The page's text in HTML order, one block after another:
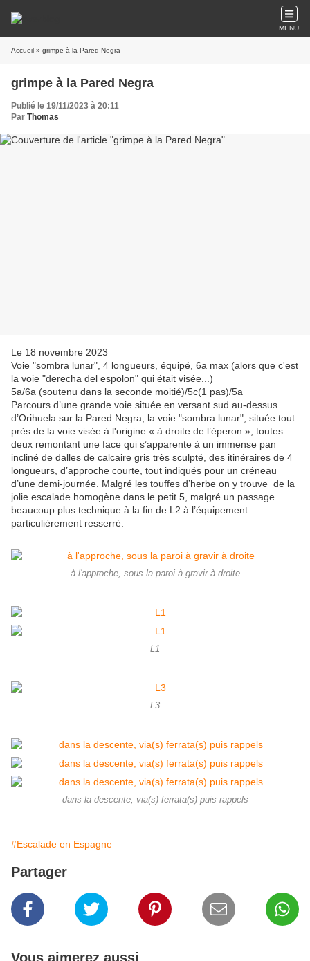
MENU
Accueil » grimpe à la Pared Negra
grimpe à la Pared Negra
Publié le 19/11/2023 à 20:11
Par Thomas
Le 18 novembre 2023
Voie "sombra lunar", 4 longueurs, équipé, 6a max (alors que c'est
la voie "derecha del espolon" qui était visée...)
5a/6a (soutenu dans la seconde moitié)/5c(1 pas)/5a
Parcours d’une grande voie située en versant sud au-dessus
d’Orihuela sur la Pared Negra, la voie "sombra lunar", située tout
près de la voie visée à l'origine « à droite de l’éperon », toutes
deux remontant une face qui s’apparente à un immense pan
incliné de dalles de calcaire gris très sculpté, des itinéraires de 4
longueurs, d’approche courte, tout indiqués pour un créneau
d’une demi-journée. Malgré les touffes d’herbe on y trouve de la
jolie escalade homogène dans le petit 5, malgré un passage
beaucoup plus technique à la fin de L2 à l’équipement
particulièrement resserré.
à l'approche, sous la paroi à gravir à droite
L1
L3
dans la descente, via(s) ferrata(s) puis rappels
#Escalade en Espagne
Partager
Vous aimerez aussi